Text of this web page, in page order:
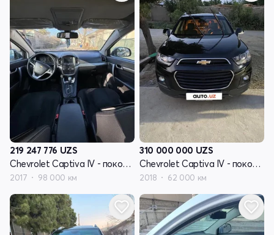
219 247 776 UZS
Chevrolet Captiva IV - поколение
2017 98 000 км
310 000 000 UZS
Chevrolet Captiva IV - поколение
2018 62 000 км